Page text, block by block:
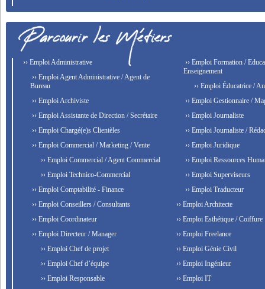
›› Emploi Administrative
›› Emploi Agent Administrative / Agent de
Bureau
›› Emploi Archiviste
›› Emploi Assistante de Direction / Secrétaire
›› Emploi Chargé(e)s Clientèles
›› Emploi Commercial / Marketing / Vente
›› Emploi Commercial / Agent Commercial
›› Emploi Technico-Commercial
›› Emploi Comptabilité - Finance
›› Emploi Conseillers / Consultants
›› Emploi Coordinateur
›› Emploi Directeur / Manager
›› Emploi Chef de projet
›› Emploi Chef d’équipe
›› Emploi Responsable
›› Emploi Formation /
Enseignement
›› Emploi Éducatrice /
›› Emploi Gestionnaire /
›› Emploi Journaliste
›› Emploi Journaliste /
›› Emploi Juridique
›› Emploi Ressources
›› Emploi Superviseurs
›› Emploi Traducteur
›› Emploi Architecte
›› Emploi Esthétique / Coiffure
›› Emploi Freelance
›› Emploi Génie Civil
›› Emploi Ingénieur
›› Emploi IT